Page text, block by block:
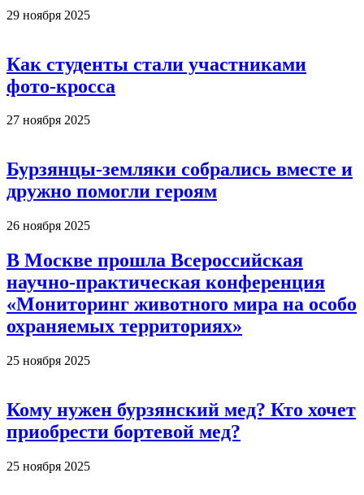
29 ноября 2025
Как студенты стали участниками
фото-кросса
27 ноября 2025
Бурзянцы-земляки собрались вместе и
дружно помогли героям
26 ноября 2025
В Москве прошла Всероссийская
научно-практическая конференция
«Мониторинг животного мира на особо
охраняемых территориях»
25 ноября 2025
Кому нужен бурзянский мед? Кто хочет
приобрести бортевой мед?
25 ноября 2025